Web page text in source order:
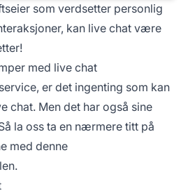
som verdsetter personlig
kan live chat være
med live chat
er det ingenting som kan
chat. Men det har også sine
la oss ta en nærmere titt på
med denne